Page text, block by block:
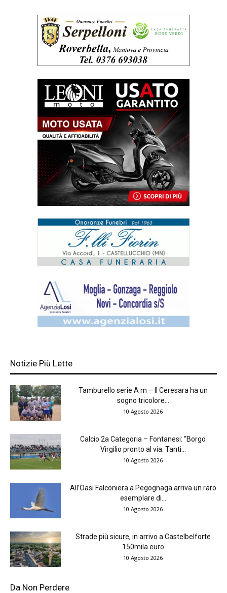
Notizie Più Lette
Tamburello serie A m – Il Ceresara ha un
sogno tricolore...
10 Agosto 2026
Calcio 2a Categoria – Fontanesi: “Borgo
Virgilio pronto al via. Tanti...
10 Agosto 2026
All’Oasi Falconiera a Pegognaga arriva un raro
esemplare di...
10 Agosto 2026
Strade più sicure, in arrivo a Castelbelforte
150mila euro
10 Agosto 2026
Da Non Perdere